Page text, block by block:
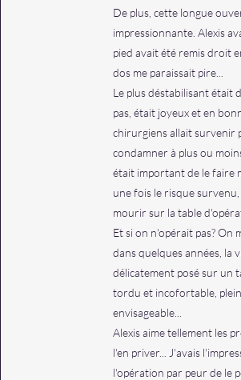
De plus, cette longue
impressionnante. Alexis
pied avait été remis droit
dos me paraissait pire...
Le plus déstabilisant
pas, était joyeux et en
chirurgiens allait survenir
condamner à plus ou
était important de le faire
une fois le risque
mourir sur la table
Et si on n'opérait pas? On
dans quelques années, la
délicatement posé sur un
tordu et incofortable,
envisageable...
Alexis aime tellement les
l'en priver... J'avais
l'opération par peur de le